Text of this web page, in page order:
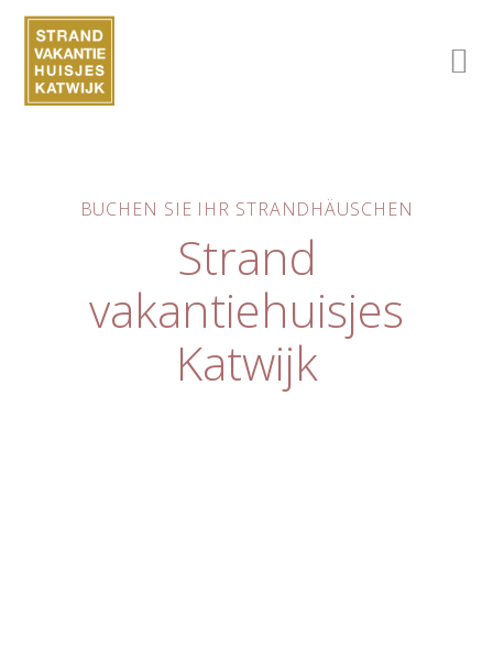
BUCHEN SIE IHR STRANDHÄUSCHEN
Strand
vakantiehuisjes
Katwijk